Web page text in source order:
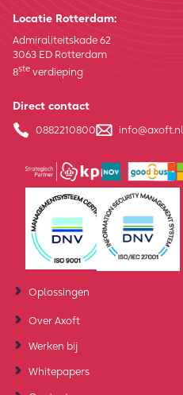
Locatie Rotterdam:
Admiraliteitskade 62
3063 ED Rotterdam
8ste verdieping
Direct contact
0882210800 info@axoft.nl
Oplossingen
Over Axoft
Werken bij
Whitepapers